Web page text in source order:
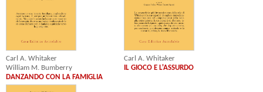
Carl A. Whitaker
William M. Bumberry
DANZANDO CON LA FAMIGLIA
Carl A. Whitaker
IL GIOCO E L'ASSURDO